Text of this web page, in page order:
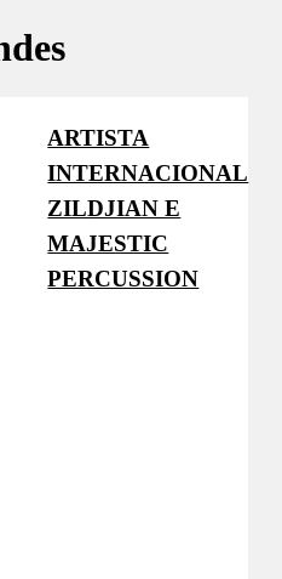
ARTISTA
INTERNACIONAL
ZILDJIAN E
MAJESTIC
PERCUSSION